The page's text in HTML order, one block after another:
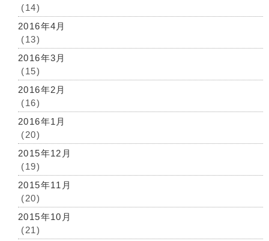
(14)
2016年4月
(13)
2016年3月
(15)
2016年2月
(16)
2016年1月
(20)
2015年12月
(19)
2015年11月
(20)
2015年10月
(21)